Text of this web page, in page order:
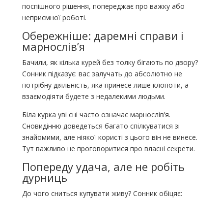
поспішного рішення, попереджає про важку або
неприємної роботі.
Обережніше: даремні справи і
марнослів’я
Бачили, як кілька курей без толку бігають по двору?
Сонник підказує: вас залучать до абсолютно не
потрібну діяльність, яка принесе лише клопоти, а
взаємодіяти будете з недалекими людьми.
Біла курка уві сні часто означає марнослів’я.
Сновидінню доведеться багато спілкуватися зі
знайомими, але ніякої користі з цього він не винесе.
Тут важливо не проговоритися про власні секрети.
Попереду удача, але не робіть
дурниць
До чого сниться купувати живу? Сонник обіцяє: